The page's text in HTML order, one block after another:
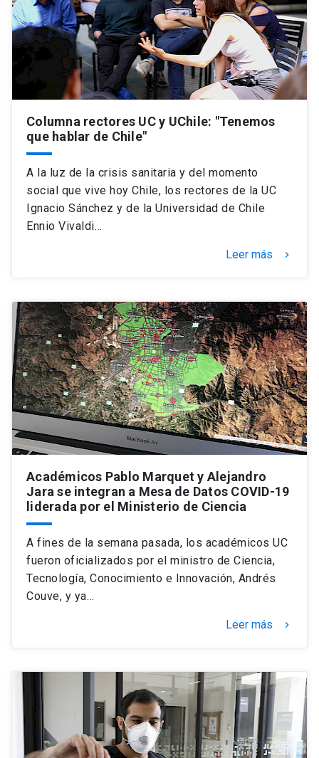
Columna rectores UC y UChile: "Tenemos
que hablar de Chile"
A la luz de la crisis sanitaria y del momento
social que vive hoy Chile, los rectores de la UC
Ignacio Sánchez y de la Universidad de Chile
Ennio Vivaldi…
Leer más keyboard_arrow_right
Académicos Pablo Marquet y Alejandro
Jara se integran a Mesa de Datos COVID-19
liderada por el Ministerio de Ciencia
A fines de la semana pasada, los académicos UC
fueron oficializados por el ministro de Ciencia,
Tecnología, Conocimiento e Innovación, Andrés
Couve, y ya…
Leer más keyboard_arrow_right